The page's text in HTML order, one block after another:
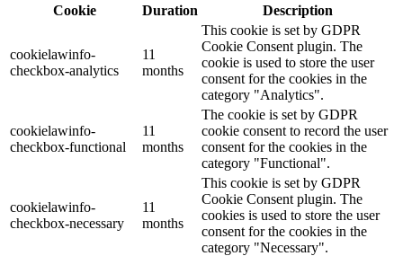
Cookie
Duration Description
cookielawinfo-
checkbox-analytics
11
months
This cookie is set by GDPR
Cookie Consent plugin. The
cookie is used to store the user
consent for the cookies in the
category "Analytics".
cookielawinfo-
checkbox-functional
11
months
The cookie is set by GDPR
cookie consent to record the user
consent for the cookies in the
category "Functional".
cookielawinfo-
checkbox-necessary
11
months
This cookie is set by GDPR
Cookie Consent plugin. The
cookies is used to store the user
consent for the cookies in the
category "Necessary".